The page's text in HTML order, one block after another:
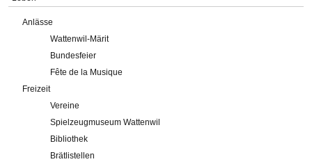
Anlässe
Wattenwil-Märit
Bundesfeier
Fête de la Musique
Freizeit
Vereine
Spielzeugmuseum Wattenwil
Bibliothek
Brätlistellen